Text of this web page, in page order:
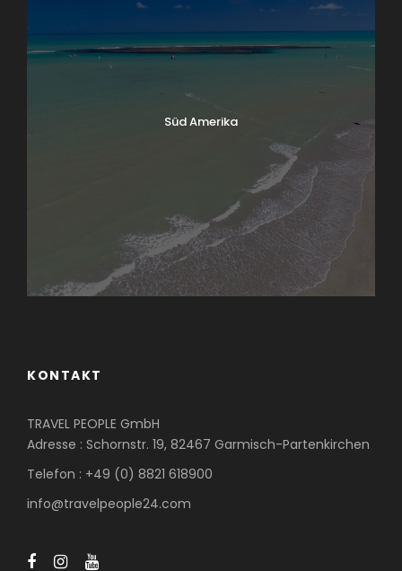
Süd Amerika
KONTAKT
TRAVEL PEOPLE GmbH
Adresse : Schornstr. 19, 82467 Garmisch-Partenkirchen
Telefon : +49 (0) 8821 618900
info@travelpeople24.com